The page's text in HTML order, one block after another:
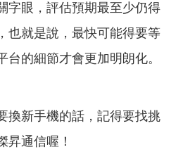
字眼，評估預期最至少仍得
也就是說，最快可能得要等
台的細節才會更加明朗化。
換新手機的話，記得要找挑
昇通信喔！